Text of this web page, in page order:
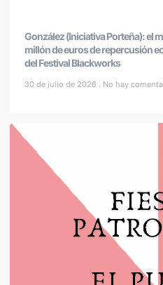
González (Iniciativa Porteña): el
millón de euros de repercusión
del Festival Blackworks
30 de julio de 2026 No hay